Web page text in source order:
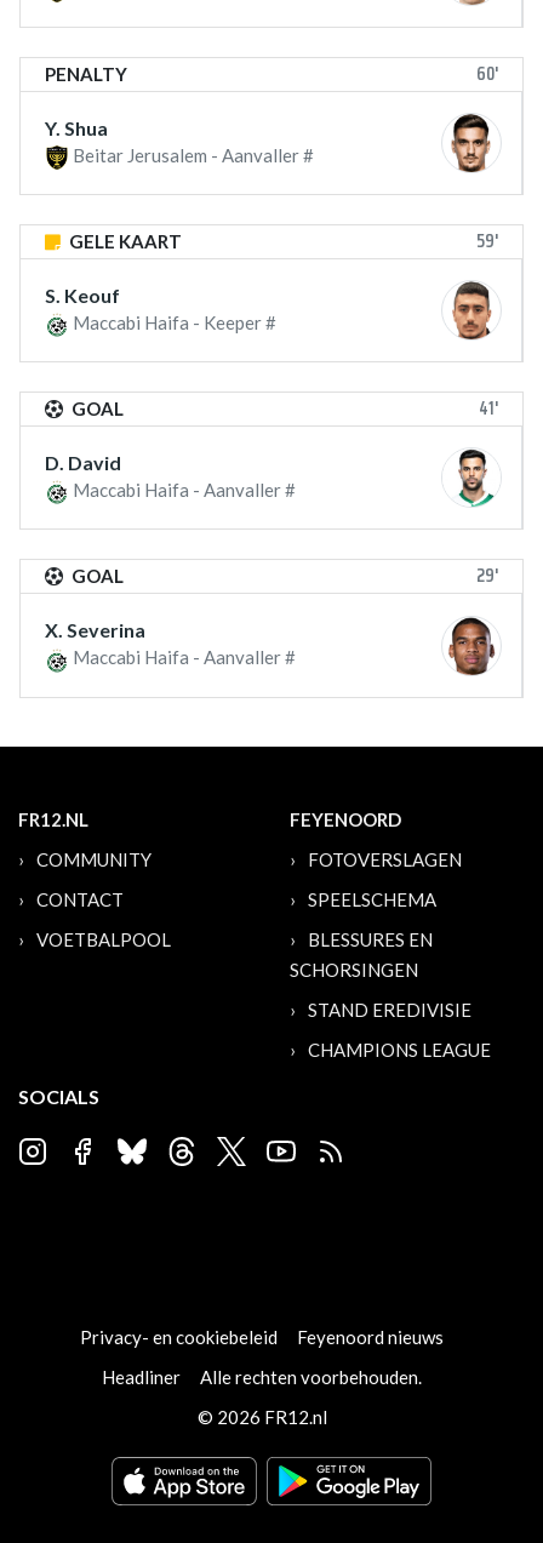
PENALTY 60'
Y. Shua
Beitar Jerusalem - Aanvaller #
GELE KAART 59'
S. Keouf
Maccabi Haifa - Keeper #
GOAL 41'
D. David
Maccabi Haifa - Aanvaller #
GOAL 29'
X. Severina
Maccabi Haifa - Aanvaller #
FR12.NL
COMMUNITY
CONTACT
VOETBALPOOL
FEYENOORD
FOTOVERSLAGEN
SPEELSCHEMA
BLESSURES EN
SCHORSINGEN
STAND EREDIVISIE
CHAMPIONS LEAGUE
SOCIALS
Privacy- en cookiebeleid
Feyenoord nieuws
Headliner
Alle rechten voorbehouden.
© 2026 FR12.nl